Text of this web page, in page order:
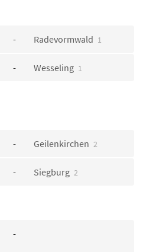
Radevormwald 1
Wesseling 1
Geilenkirchen 2
Siegburg 2